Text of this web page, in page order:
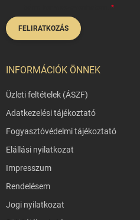
FELIRATKOZÁS
INFORMÁCIÓK ÖNNEK
Üzleti feltételek (ÁSZF)
Adatkezelési tájékoztató
Fogyasztóvédelmi tájékoztató
Elállási nyilatkozat
Impresszum
Rendelésem
Jogi nyilatkozat